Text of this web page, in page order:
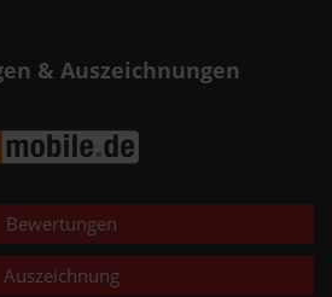
& Auszeichnungen
Bewertungen
Auszeichnung